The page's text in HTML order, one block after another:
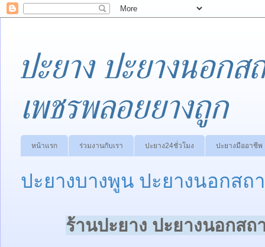
ปะยาง ปะยางนอก
เพชรพลอยยางถูก
หน้าแรก ร่วมงานกับเรา ปะยาง24ชั่วโมง ปะยางมืออาชีพ
ปะยางบางพูน ปะยางนอกสถ
ร้านปะยาง ปะยางนอกสถ